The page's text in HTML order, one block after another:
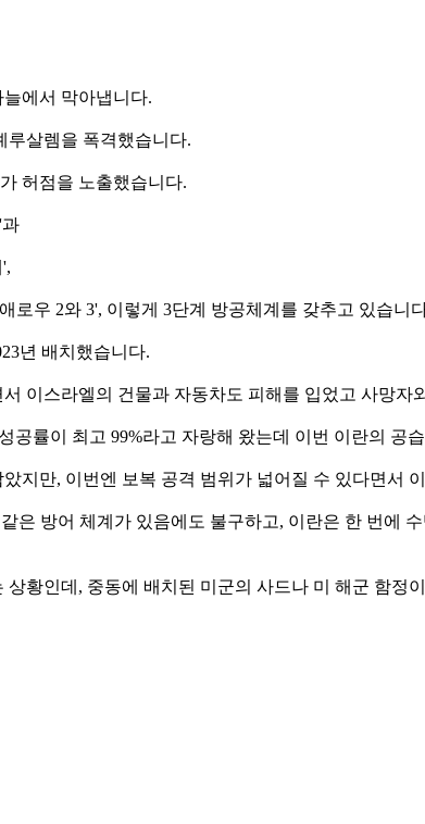
에서 막아냅니다.
루살렘을 폭격했습니다.
허점을 노출했습니다.
로우 2와 3', 이렇게 3단계 방공체계를 갖추고 있습니
년 배치했습니다.
이스라엘의 건물과 자동차도 피해를 입었고 사망자
공률이 최고 99%라고 자랑해 왔는데 이번 이란의 공
지만, 이번엔 보복 공격 범위가 넓어질 수 있다면서
은 방어 체계가 있음에도 불구하고, 이란은 한 번에
황인데, 중동에 배치된 미군의 사드나 미 해군 함정